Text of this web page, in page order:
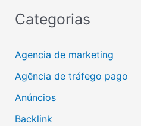
Categorias
Agencia de marketing
Agência de tráfego pago
Anúncios
Backlink